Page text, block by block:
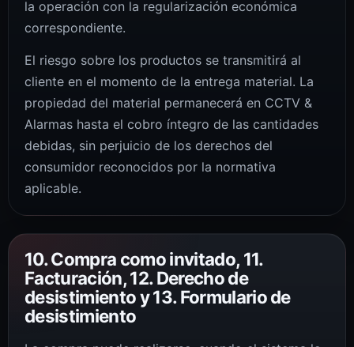
la operación con la regularización económica
correspondiente.
El riesgo sobre los productos se transmitirá al
cliente en el momento de la entrega material. La
propiedad del material permanecerá en CCTV &
Alarmas hasta el cobro íntegro de las cantidades
debidas, sin perjuicio de los derechos del
consumidor reconocidos por la normativa
aplicable.
10. Compra como invitado, 11.
Facturación, 12. Derecho de
desistimiento y 13. Formulario de
desistimiento